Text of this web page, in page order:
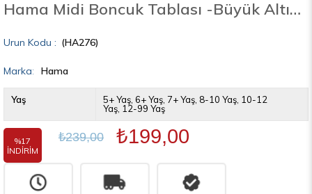
Hama Midi Boncuk Tablası -Büyük Altıgen
(HA276)
Marka: Hama
Yaş 5+ Yaş 6+ Yaş 7+ Yaş 8-10 Yaş 10-12
Yaş 12-99 Yaş
%17
İNDIRIM
₺239,00 ₺199,00